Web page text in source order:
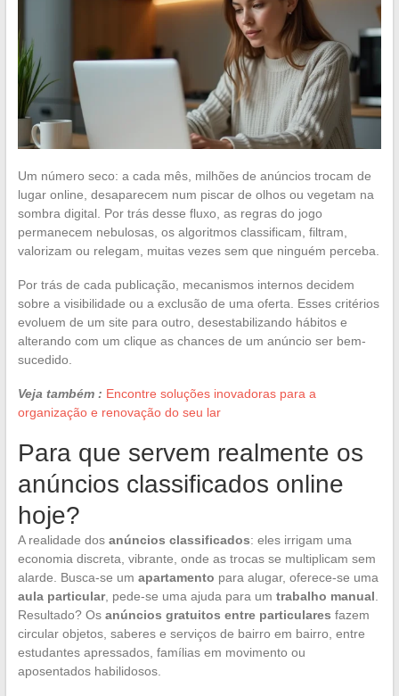
Um número seco: a cada mês, milhões de anúncios trocam de
lugar online, desaparecem num piscar de olhos ou vegetam na
sombra digital. Por trás desse fluxo, as regras do jogo
permanecem nebulosas, os algoritmos classificam, filtram,
valorizam ou relegam, muitas vezes sem que ninguém perceba.
Por trás de cada publicação, mecanismos internos decidem
sobre a visibilidade ou a exclusão de uma oferta. Esses critérios
evoluem de um site para outro, desestabilizando hábitos e
alterando com um clique as chances de um anúncio ser bem-
sucedido.
Veja também : Encontre soluções inovadoras para a
organização e renovação do seu lar
Para que servem realmente os
anúncios classificados online
hoje?
A realidade dos anúncios classificados: eles irrigam uma
economia discreta, vibrante, onde as trocas se multiplicam sem
alarde. Busca-se um apartamento para alugar, oferece-se uma
aula particular, pede-se uma ajuda para um trabalho manual
Resultado? Os anúncios gratuitos entre particulares fazem
circular objetos, saberes e serviços de bairro em bairro, entre
estudantes apressados, famílias em movimento ou
aposentados habilidosos.